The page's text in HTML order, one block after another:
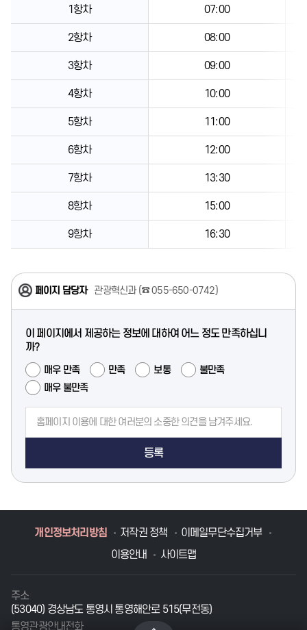
1항차 07:00
2항차 08:00
3항차 09:00
4항차 10:00
5항차 11:00
6항차 12:00
7항차 13:30
8항차 15:00
9항차 16:30
페이지 담당자 관광혁신과 (☎ 055-650-0742)
이 페이지에서 제공하는 정보에 대하여 어느 정도 만족하십니
까?
매우 만족 만족 보통
불만족
매우 불만족
등록
개인정보처리방침 저작권 정책
이메일무단수집거부
이용안내
사이트맵
주소
(53040) 경상남도 통영시 통영해안로 515(무전동)
통영관광안내전화